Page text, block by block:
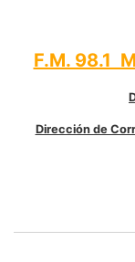
F.M. 98.1
Dirección de